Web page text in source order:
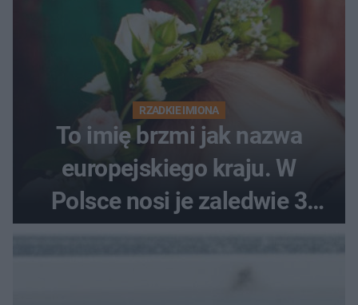
RZADKIE IMIONA
To imię brzmi jak nazwa
europejskiego kraju. W
Polsce nosi je zaledwie 3